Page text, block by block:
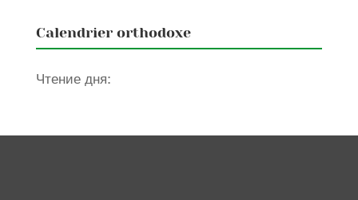
Calendrier orthodoxe
Чтение дня: